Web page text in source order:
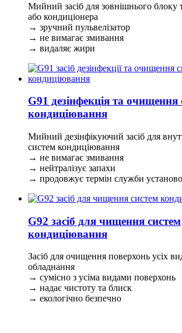
Мийний засіб для зовнішнього блоку
або кондиціонера
→ зручний пульвелізатор
→ не вимагає змивання
→ видаляє жири
G91 дезінфекція та очищення
кондиціювання
Мийний дезінфікуючий засіб для
систем кондиціювання
→ не вимагає змивання
→ нейтралізує запахи
→ продовжує термін служби
G92 засіб для чищення систем
кондиціювання
Засіб для очищення поверхонь усіх
обладнання
→ сумісно з усіма видами поверхонь
→ надає чистоту та блиск
→ екологічно безпечно